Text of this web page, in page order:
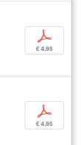
p
€ 4,95
p
€ 4,95